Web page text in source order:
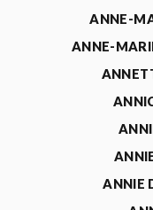
ANNE-
ANNE-
ANNIE